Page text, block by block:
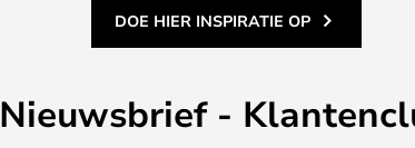
DOE HIER INSPIRATIE OP
Nieuwsbrief -